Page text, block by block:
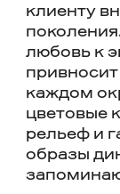
клиенту
любовь к
каждом
цветовые
рельеф и
образы